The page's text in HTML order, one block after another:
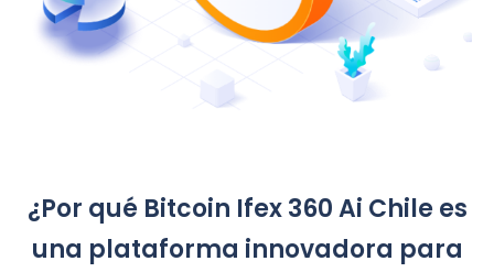
¿Por qué Bitcoin Ifex 360 Ai Chile es
una plataforma innovadora para